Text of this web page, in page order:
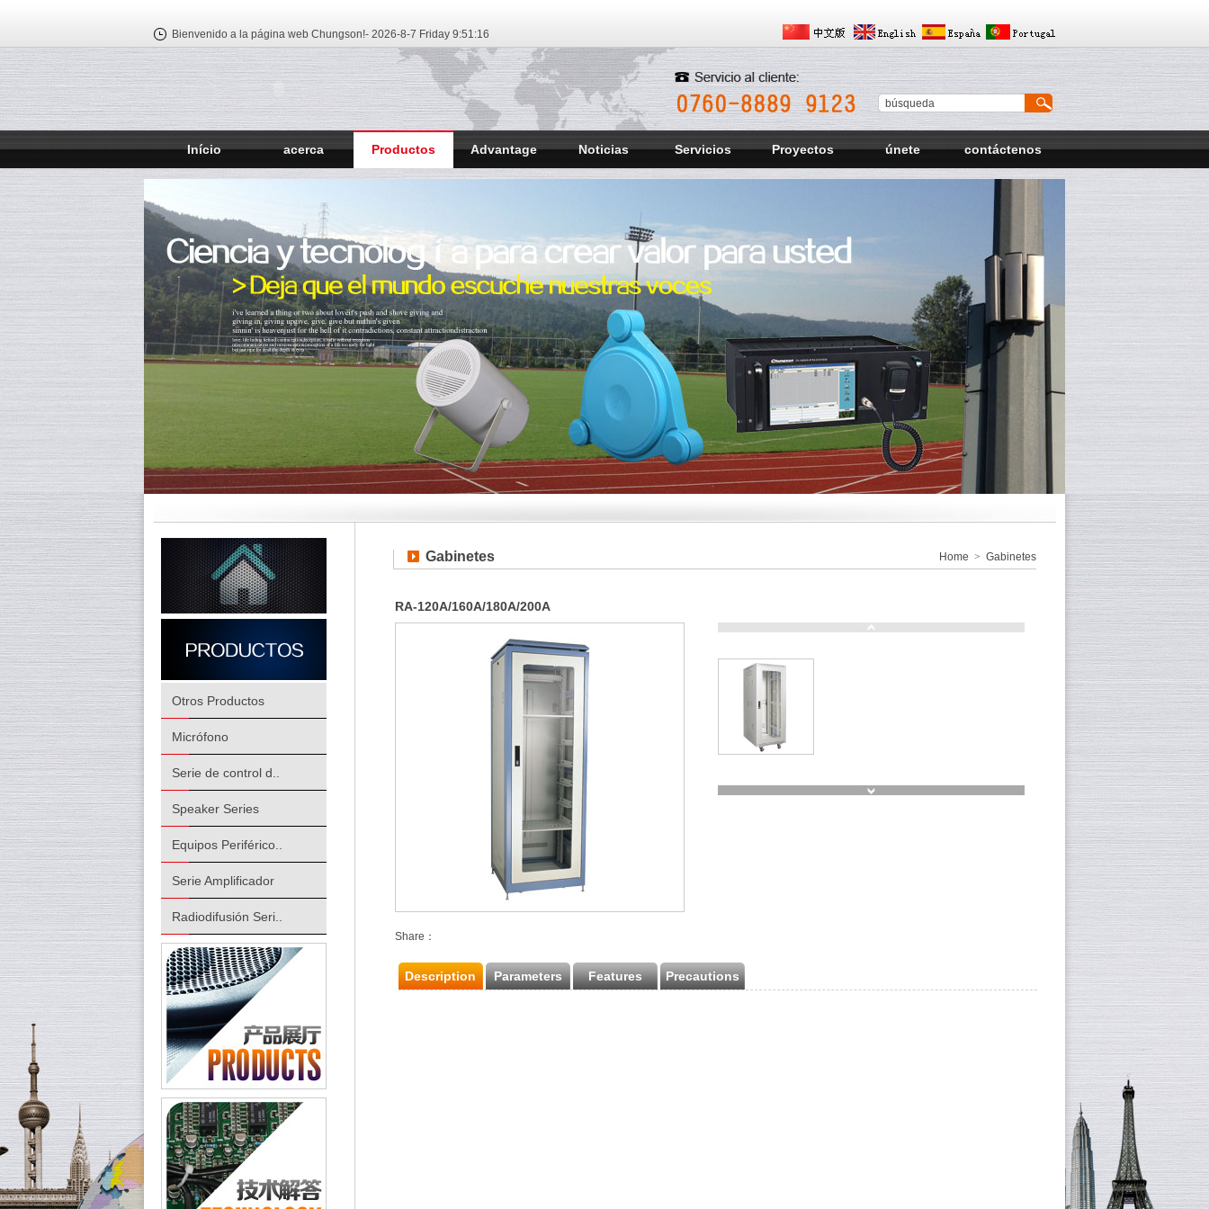
Bienvenido a la página web Chungson!- 2026-8-7 Friday 9:51:17
Início acerca Productos Advantage Noticias Servicios Proyectos únete contáctenos
Otros Productos
Micrófono
Serie de control d..
Speaker Series
Equipos Periférico..
Serie Amplificador
Radiodifusión Seri..
Gabinetes Home > Gabinetes
RA-120A/160A/180A/200A
Share：
Description Parameters Features Precautions